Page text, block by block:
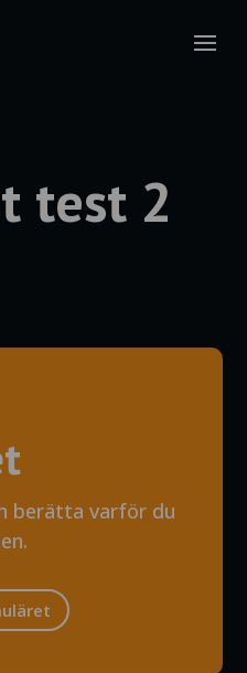
test 2
berätta varför du